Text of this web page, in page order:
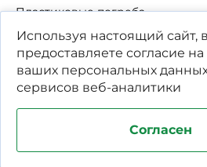
Пластиковые погреба
Автономные канализации
Пластиковые погреба-кессоны
Используя настоящий сайт,
предоставляете согласие
ваших персональных
сервисов веб-аналитики
Согласен